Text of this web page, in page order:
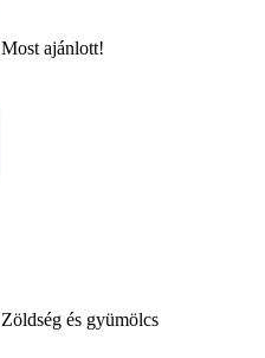
Most ajánlott!
Zöldség és gyümölcs